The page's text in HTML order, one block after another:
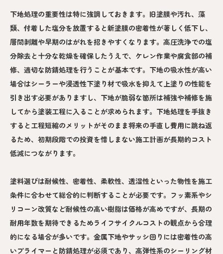
下地処理の重要性は特に強調しておきます。旧塗膜や汚れ、藻
類、付着した塩分を放置すると新塗膜の密着性が著しく低下し、
層間剥離や早期のはがれを招きやすくなります。高圧洗浄での塩
分除去と十分な乾燥を確保したうえで、ケレン作業や腐食部の補
修、適切な防錆処理を行うことが基本です。下地の吸水性が高い
場合はシーラーや浸透性下塗り材で吸水を抑えて上塗りの性能を
引き出す必要がありますし、下地が脆弱な箇所は補強や補修を施
してから塗装工程に入ることが求められます。下地処理を手抜き
すると工程短縮のメリットがそのまま将来の手直し費用に跳ね返
るため、初期段階での投資を惜しまない施工計画が長期的コスト
低減につながります。
塗料選びは耐候性、密着性、柔軟性、透湿性といった物性を施工
条件に合わせて総合的に判断することが必要です。フッ素系やシ
リコーン改質など耐候性の高い樹脂は価格が高めですが、長期の
耐用年数を期待できるためライフサイクルコストの観点から合理
的になる場合が多いです。金属下地やサッシ回りには密着性の高
いプライマーと防錆処理が必須であり、高弾性系のシーリング材